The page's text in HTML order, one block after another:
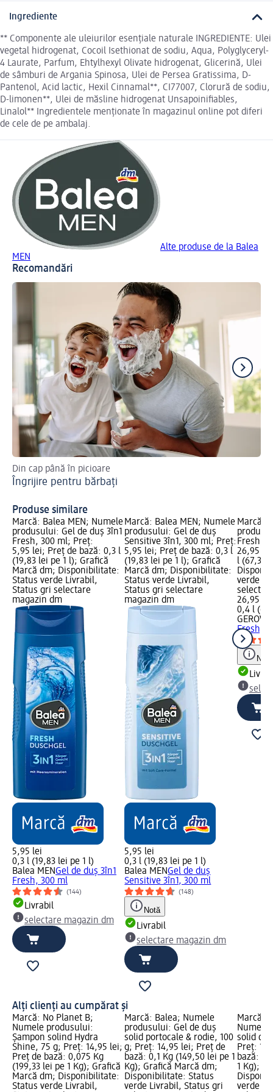
Ingrediente
** Componente ale uleiurilor esențiale naturale INGREDIENTE: Ulei
vegetal hidrogenat, Cocoil Isethionat de sodiu, Aqua, Polyglyceryl-
4 Laurate, Parfum, Ehtylhexyl Olivate hidrogenat, Glicerină, Ulei
de sâmburi de Argania Spinosa, Ulei de Persea Gratissima, D-
Pantenol, Acid lactic, Hexil Cinnamal**, CI77007, Clorură de sodiu,
D-limonen**, Ulei de măsline hidrogenat Unsapoinifiables,
Linalol** Ingredientele menționate în magazinul online pot diferi
de cele de pe ambalaj.
Alte produse de la Balea
MEN
Recomandări
Din cap până în picioare
Îngrijire pentru bărbați
Produse similare
Marcă: Balea MEN; Numele
produsului: Gel de duş 3în1
Fresh, 300 ml; Preț:
5,95 lei; Preț de bază: 0,3 l
(19,83 lei pe 1 l); Grafică
Marcă dm; Disponibilitate:
Status verde Livrabil,
Status gri selectare
magazin dm
5,95 lei
0,3 l (19,83 lei pe 1 l)
Balea MENGel de duş 3în1
Fresh, 300 ml
(144)
Livrabil
selectare magazin dm
Marcă: Balea MEN; Numele
produsului: Gel de duș
Sensitive 3în1, 300 ml; Preț:
5,95 lei; Preț de bază: 0,3 l
(19,83 lei pe 1 l); Grafică
Marcă dm; Disponibilitate:
Status verde Livrabil,
Status gri selectare
magazin dm
5,95 lei
0,3 l (19,83 lei pe 1 l)
Balea MENGel de duș
Sensitive 3în1, 300 ml
(148)
Notă
Livrabil
selectare magazin dm
Marcă:
Fresh,
26,95
l (67,38
verde
26,95 lei
0,4 l
Fresh,
Notă
Alți clienți au cumpărat și
Marcă: No Planet B;
Numele produsului:
Șampon solind Hydra
Shine, 75 g; Preț: 14,95 lei;
Preț de bază: 0,075 Kg
(199,33 lei pe 1 Kg); Grafică
Marcă dm; Disponibilitate:
Status verde Livrabil,
Marcă: Balea; Numele
produsului: Gel de duș
solid portocale & rodie, 100
g; Preț: 14,95 lei; Preț de
bază: 0,1 Kg (149,50 lei pe 1
Kg); Grafică Marcă dm;
Disponibilitate: Status
verde Livrabil, Status gri
Marcă:
Numele
solid de
Preț:
bază:
1 Kg);
verde